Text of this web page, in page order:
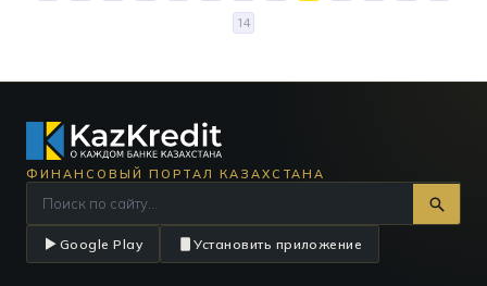
14
ФИНАНСОВЫЙ ПОРТАЛ КАЗАХСТАНА
Google Play Установить приложение